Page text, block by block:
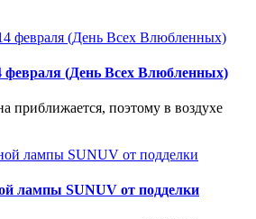
февраля (День Всех Влюбленных)
приближается, поэтому в воздухе
лампы SUNUV от подделки